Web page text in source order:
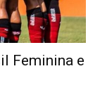
Feminina e